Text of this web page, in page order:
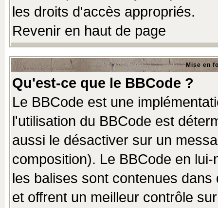
les droits d'accès appropriés.
Revenir en haut de page
Mise en
Qu'est-ce que le BBCode ?
Le BBCode est une
l'utilisation du BBCode est
aussi le désactiver sur un
composition). Le BBCode en
les balises sont contenues
et offrent un meilleur contrôle